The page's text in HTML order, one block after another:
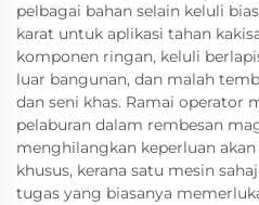
pelbagai bahan selain keluli
karat untuk aplikasi tahan
komponen ringan, keluli
luar bangunan, dan malah
dan seni khas. Ramai operator
pelaburan dalam rembesan
menghilangkan keperluan
khusus, kerana satu mesin
tugas yang biasanya